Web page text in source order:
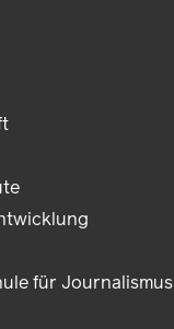
für Journalismus